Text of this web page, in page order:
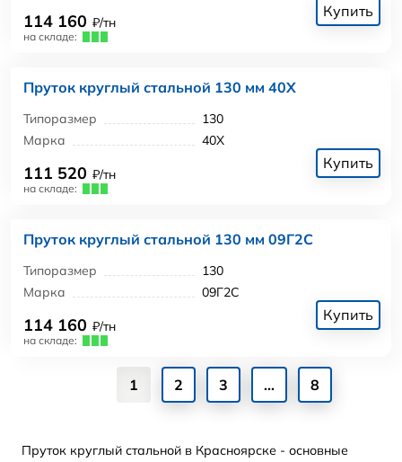
114 160 ₽/тн
на складе:
Купить
Пруток круглый стальной 130 мм 40Х
Типоразмер
130
Марка
40Х
111 520 ₽/тн
на складе:
Купить
Пруток круглый стальной 130 мм 09Г2С
Типоразмер
130
Марка
09Г2С
114 160 ₽/тн
на складе:
Купить
1 2 3 ... 8
Пруток круглый стальной в Красноярске - основные